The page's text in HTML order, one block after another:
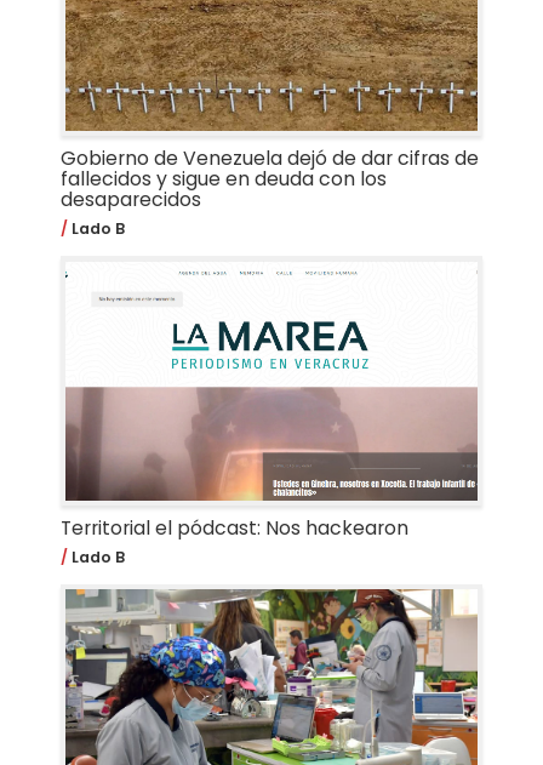
Gobierno de Venezuela dejó de dar cifras de
fallecidos y sigue en deuda con los
desaparecidos
Lado B
Territorial el pódcast: Nos hackearon
Lado B